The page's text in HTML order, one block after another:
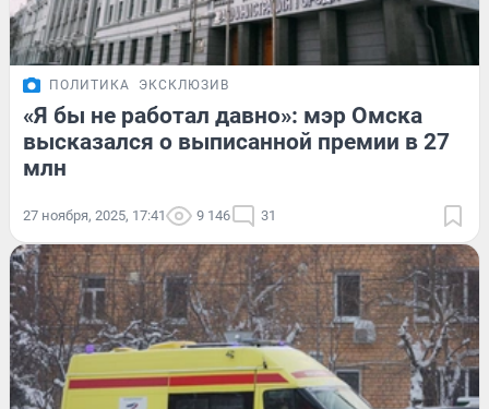
ПОЛИТИКА ЭКСКЛЮЗИВ
«Я бы не работал давно»: мэр Омска
высказался о выписанной премии в 27
млн
27 ноября, 2025, 17:41 9 146 31